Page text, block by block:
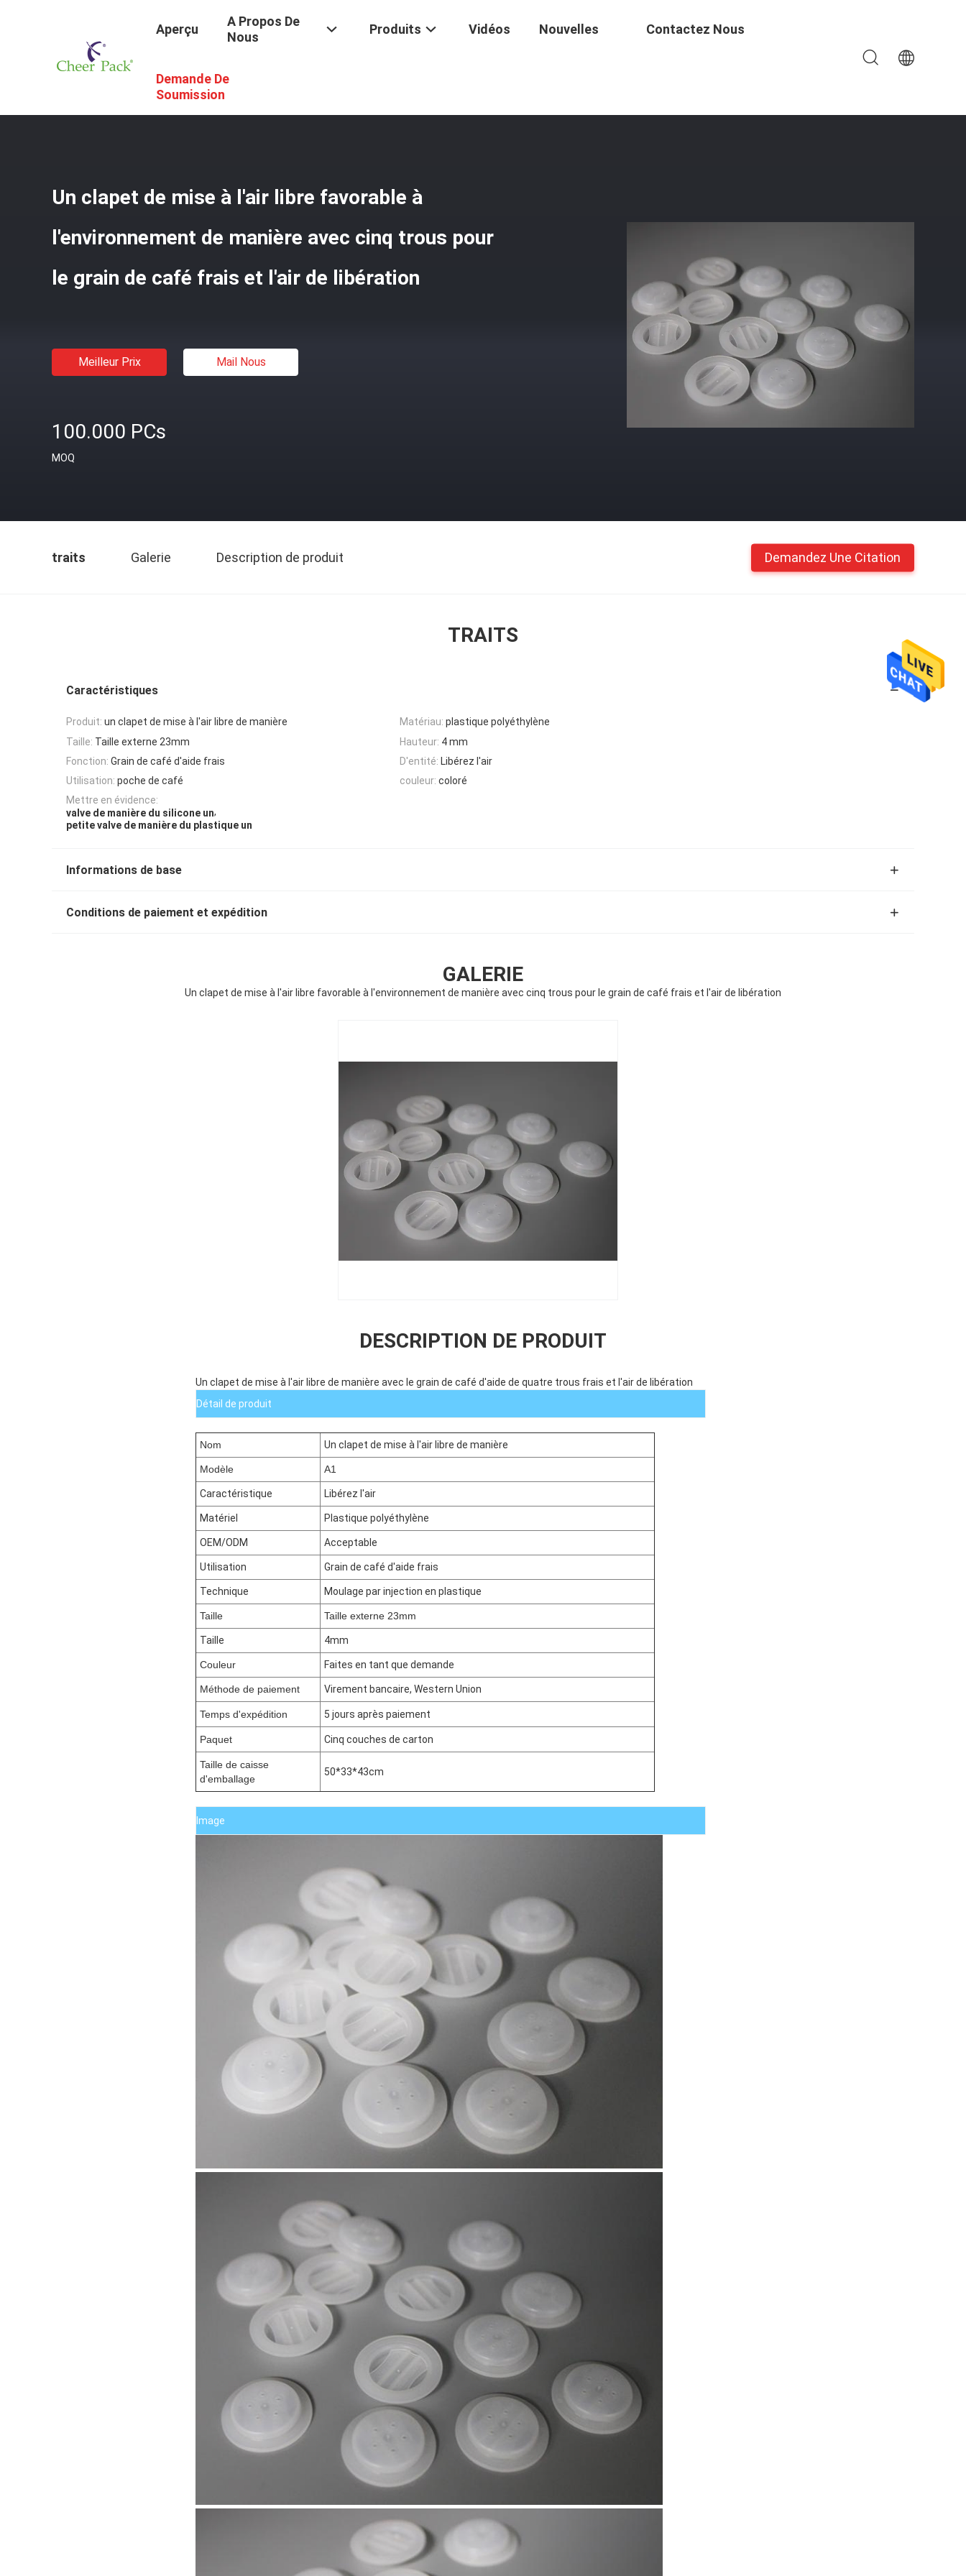
Aperçu
A Propos De
Nous
Produits Vidéos Nouvelles Contactez Nous
Demande De
Soumission
Une Valve De Dégazage De Manière
Un clapet de mise à l'air libre favorable à
l'environnement de manière avec cinq trous pour
le grain de café frais et l'air de libération
Meilleur Prix Mail Nous
100.000 PCs
MOQ
traits Galerie Description de produit Demandez Une Citation
TRAITS
Caractéristiques
Produit: un clapet de mise à l'air libre de manière Matériau: plastique polyéthylène
Taille: Taille externe 23mm Hauteur: 4 mm
Fonction: Grain de café d'aide frais D'entité: Libérez l'air
Utilisation: poche de café couleur: coloré
Mettre en évidence:
valve de manière du silicone un,
petite valve de manière du plastique un
Informations de base
Conditions de paiement et expédition
GALERIE
Un clapet de mise à l'air libre favorable à l'environnement de manière avec cinq trous pour le grain de café frais et l'air de libération
DESCRIPTION DE PRODUIT
Un clapet de mise à l'air libre de manière avec le grain de café d'aide de quatre trous frais et l'air de libération
Détail de produit
Nom Un clapet de mise à l'air libre de manière
Modèle A1
Caractéristique Libérez l'air
Matériel Plastique polyéthylène
OEM/ODM Acceptable
Utilisation Grain de café d'aide frais
Technique Moulage par injection en plastique
Taille Taille externe 23mm
Taille 4mm
Couleur Faites en tant que demande
Méthode de paiement Virement bancaire, Western Union
Temps d'expédition 5 jours après paiement
Paquet Cinq couches de carton
Taille de caisse
d'emballage
50*33*43cm
Image